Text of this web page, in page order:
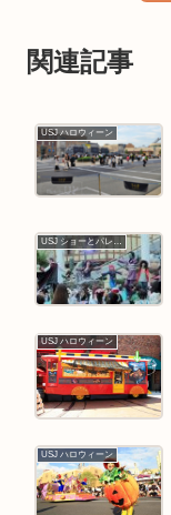
関連記事
USJ ハロウィーン
USJ ハロウィーン
USJ ハロウィーン